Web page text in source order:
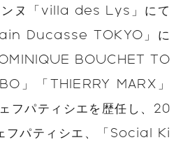
ンヌ「villa des Lys」にて
Ducasse TOKYO」に
BOUCHET TO
」「THIERRY MARX」
フパティシエを歴任し、20
フパティシエ、「Social Ki